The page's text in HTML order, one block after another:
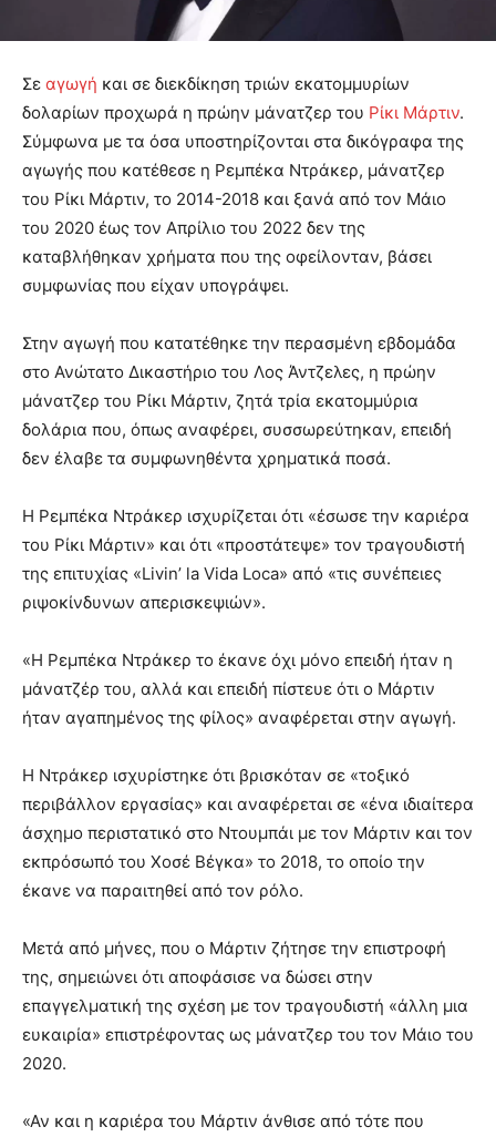
Σε αγωγή και σε διεκδίκηση τριών εκατομμυρίων
δολαρίων προχωρά η πρώην μάνατζερ του Ρίκι Μάρτιν.
Σύμφωνα με τα όσα υποστηρίζονται στα δικόγραφα της
αγωγής που κατέθεσε η Ρεμπέκα Ντράκερ, μάνατζερ
του Ρίκι Μάρτιν, το 2014-2018 και ξανά από τον Μάιο
του 2020 έως τον Απρίλιο του 2022 δεν της
καταβλήθηκαν χρήματα που της οφείλονταν, βάσει
συμφωνίας που είχαν υπογράψει.
Στην αγωγή που κατατέθηκε την περασμένη εβδομάδα
στο Ανώτατο Δικαστήριο του Λος Άντζελες, η πρώην
μάνατζερ του Ρίκι Μάρτιν, ζητά τρία εκατομμύρια
δολάρια που, όπως αναφέρει, συσσωρεύτηκαν, επειδή
δεν έλαβε τα συμφωνηθέντα χρηματικά ποσά.
Η Ρεμπέκα Ντράκερ ισχυρίζεται ότι «έσωσε την καριέρα
του Ρίκι Μάρτιν» και ότι «προστάτεψε» τον τραγουδιστή
της επιτυχίας «Livin’ la Vida Loca» από «τις συνέπειες
ριψοκίνδυνων απερισκεψιών».
«Η Ρεμπέκα Ντράκερ το έκανε όχι μόνο επειδή ήταν η
μάνατζέρ του, αλλά και επειδή πίστευε ότι ο Μάρτιν
ήταν αγαπημένος της φίλος» αναφέρεται στην αγωγή.
Η Ντράκερ ισχυρίστηκε ότι βρισκόταν σε «τοξικό
περιβάλλον εργασίας» και αναφέρεται σε «ένα ιδιαίτερα
άσχημο περιστατικό στο Ντουμπάι με τον Μάρτιν και τον
εκπρόσωπό του Χοσέ Βέγκα» το 2018, το οποίο την
έκανε να παραιτηθεί από τον ρόλο.
Μετά από μήνες, που ο Μάρτιν ζήτησε την επιστροφή
της, σημειώνει ότι αποφάσισε να δώσει στην
επαγγελματική της σχέση με τον τραγουδιστή «άλλη μια
ευκαιρία» επιστρέφοντας ως μάνατζερ του τον Μάιο του
2020.
«Αν και η καριέρα του Μάρτιν άνθισε από τότε που